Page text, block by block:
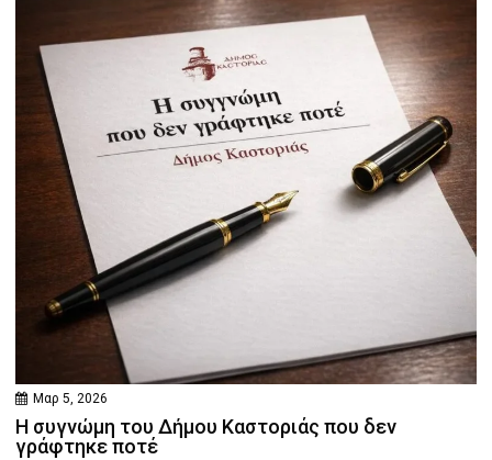
Μαρ 5, 2026
Η συγνώμη του Δήμου Καστοριάς που δεν
γράφτηκε ποτέ